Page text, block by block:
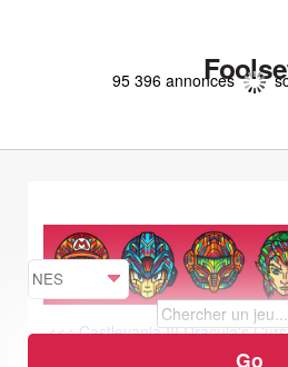
95 396 annonces
<<< Castlevania III Dracula's
Chessmaster,